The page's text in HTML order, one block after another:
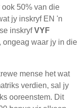
50% van die
jy inskryf EN 'n
inskryfVYF
, ongeag waar jy in die
mense het wat
verdien, sal jy
ooreenstem. Dit